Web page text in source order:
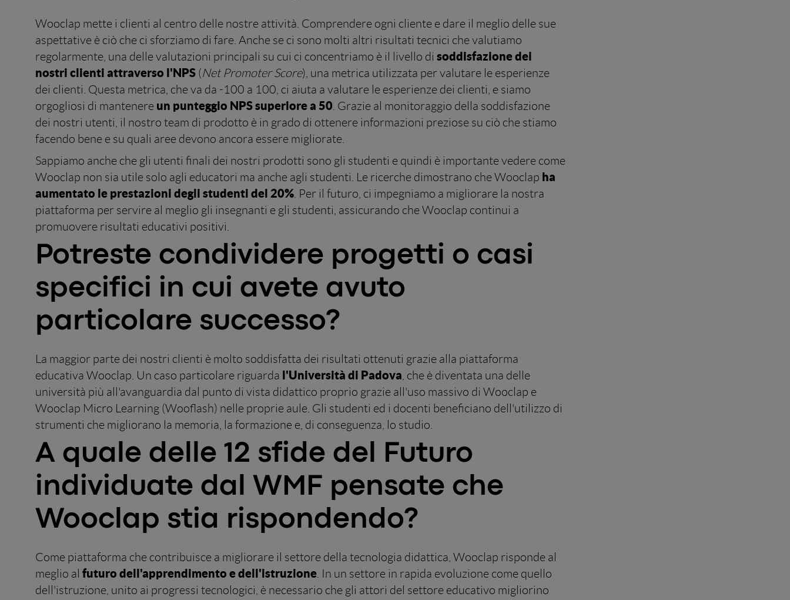
Wooclap mette i clienti al centro delle nostre attività. Comprendere ogni cliente e dare il meglio delle sue
aspettative è ciò che ci sforziamo di fare. Anche se ci sono molti altri risultati tecnici che valutiamo
regolarmente, una delle valutazioni principali su cui ci concentriamo è il livello di soddisfazione dei
nostri clienti attraverso l'NPS (Net Promoter Score), una metrica utilizzata per valutare le esperienze
dei clienti. Questa metrica, che va da -100 a 100, ci aiuta a valutare le esperienze dei clienti, e siamo
orgogliosi di mantenere un punteggio NPS superiore a 50 . Grazie al monitoraggio della soddisfazione
dei nostri utenti, il nostro team di prodotto è in grado di ottenere informazioni preziose su ciò che stiamo
facendo bene e su quali aree devono ancora essere migliorate.
Sappiamo anche che gli utenti finali dei nostri prodotti sono gli studenti e quindi è importante vedere come
Wooclap non sia utile solo agli educatori ma anche agli studenti. Le ricerche dimostrano che Wooclap ha
aumentato le prestazioni degli studenti del 20% . Per il futuro, ci impegniamo a migliorare la nostra
piattaforma per servire al meglio gli insegnanti e gli studenti, assicurando che Wooclap continui a
promuovere risultati educativi positivi.
Potreste condividere progetti o casi
specifici in cui avete avuto
particolare successo?
La maggior parte dei nostri clienti è molto soddisfatta dei risultati ottenuti grazie alla piattaforma
educativa Wooclap. Un caso particolare riguarda l'Università di Padova , che è diventata una delle
università più all'avanguardia dal punto di vista didattico proprio grazie all'uso massivo di Wooclap e
Wooclap Micro Learning (Wooflash) nelle proprie aule. Gli studenti ed i docenti beneficiano dell'utilizzo di
strumenti che migliorano la memoria, la formazione e, di conseguenza, lo studio.
A quale delle 12 sfide del Futuro
individuate dal WMF pensate che
Wooclap stia rispondendo?
Come piattaforma che contribuisce a migliorare il settore della tecnologia didattica, Wooclap risponde al
meglio al futuro dell'apprendimento e dell'istruzione . In un settore in rapida evoluzione come quello
dell'istruzione, unito ai progressi tecnologici, è necessario che gli attori del settore educativo migliorino